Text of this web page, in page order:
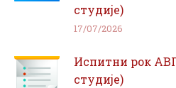
студије)
17/07/2026
Испитни рок
студије)